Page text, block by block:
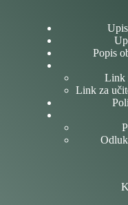
Popis
Link
Link za